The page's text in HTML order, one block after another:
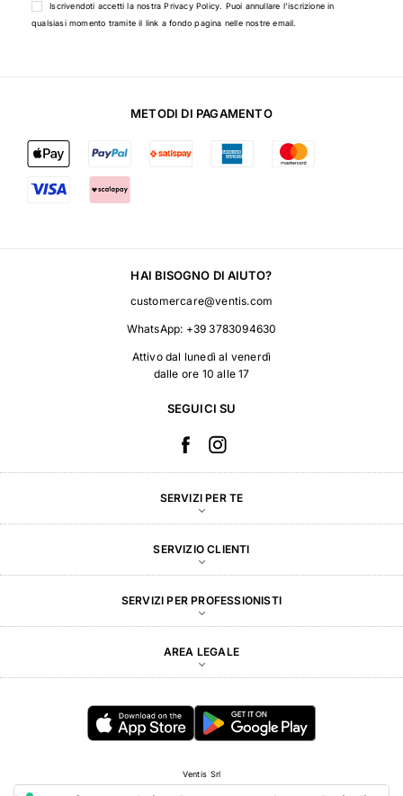
Iscrivendoti accetti la nostraPrivacy Policy . Puoi annullare l'iscrizione in
qualsiasi momento tramite il link a fondo pagina nelle nostre email.
METODI DI PAGAMENTO
HAI BISOGNO DI AIUTO?
customercare@ventis.com
WhatsApp: +39 3783094630
Attivo dal lunedì al venerdì
dalle ore 10 alle 17
SEGUICI SU
SERVIZI PER TE
SERVIZIO CLIENTI
SERVIZI PER PROFESSIONISTI
AREA LEGALE
Ventis Srl